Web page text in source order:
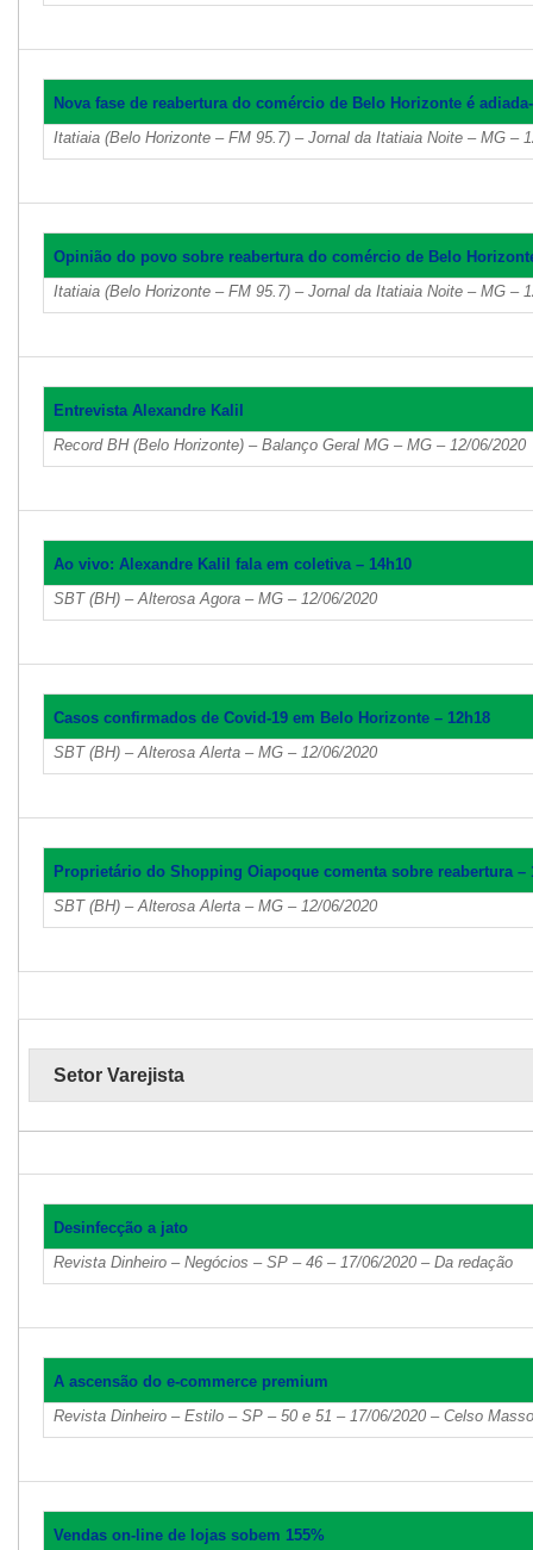
Nova fase de reabertura do comércio de Belo Horizonte é
Itatiaia (Belo Horizonte – FM 95.7) – Jornal da Itatiaia Noite – MG –
Opinião do povo sobre reabertura do comércio de Belo
Itatiaia (Belo Horizonte – FM 95.7) – Jornal da Itatiaia Noite – MG –
Entrevista Alexandre Kalil
Record BH (Belo Horizonte) – Balanço Geral MG – MG – 12/06/2020
Ao vivo: Alexandre Kalil fala em coletiva – 14h10
SBT (BH) – Alterosa Agora – MG – 12/06/2020
Casos confirmados de Covid-19 em Belo Horizonte – 12h18
SBT (BH) – Alterosa Alerta – MG – 12/06/2020
Proprietário do Shopping Oiapoque comenta sobre reabertura –
SBT (BH) – Alterosa Alerta – MG – 12/06/2020
Setor Varejista
Desinfecção a jato
Revista Dinheiro – Negócios – SP – 46 – 17/06/2020 – Da redação
A ascensão do e-commerce premium
Revista Dinheiro – Estilo – SP – 50 e 51 – 17/06/2020 – Celso
Vendas on-line de lojas sobem 155%